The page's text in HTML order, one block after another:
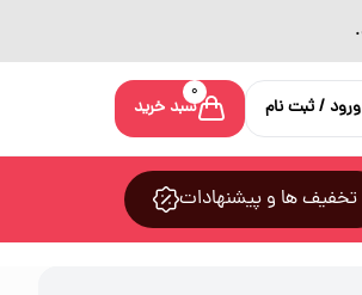
ورود / ثبت نام
0
سبد خرید
تخفیف ها و پیشنهادات